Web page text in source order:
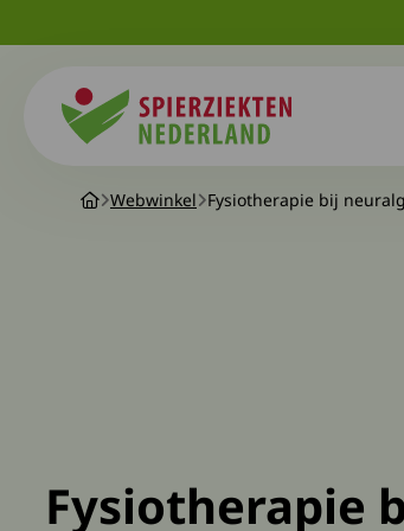
Webwinkel Fysiotherapie bij
Fysiotherapie